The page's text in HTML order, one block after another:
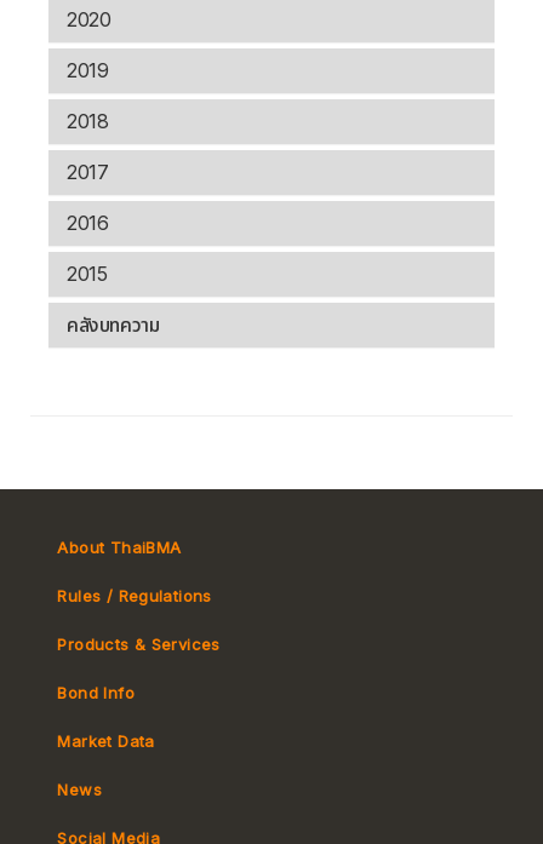
2020
2019
2018
2017
2016
2015
คลังบทความ
About ThaiBMA
Rules / Regulations
Tax
Products & Services
MeBond
Bond Info
Market Data
Yield Curve
News
Social Media